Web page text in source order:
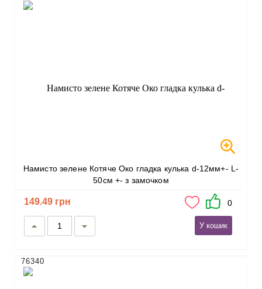
Намисто зелене Котяче Око гладка кулька d-12мм+- L-
50см +- з замочком
149.49 грн 0
У кошик
76340